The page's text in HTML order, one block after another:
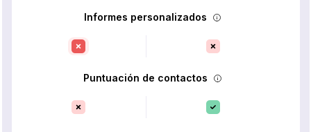
Informes personalizados
Puntuación de contactos